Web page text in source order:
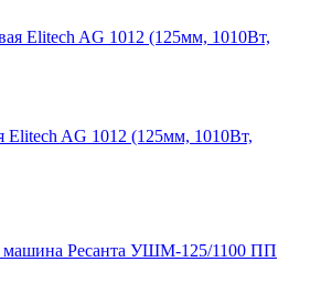
AG 1012 (125мм, 1010Вт,